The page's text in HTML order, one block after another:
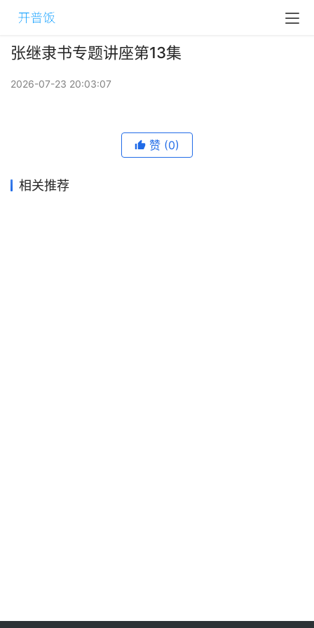
张继隶书专题讲座第13集
2026-07-23 20:03:07
赞 (0)
相关推荐